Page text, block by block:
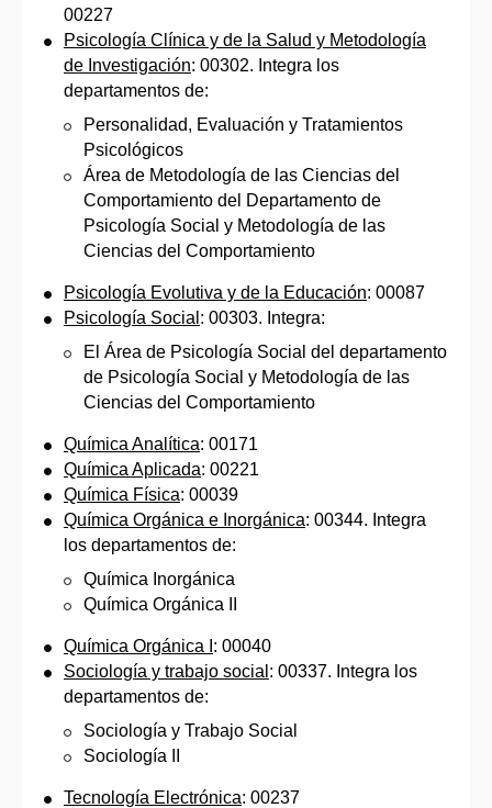
00227
Psicología Clínica y de la Salud y Metodología
de Investigación: 00302. Integra los
departamentos de:
Personalidad, Evaluación y Tratamientos
Psicológicos
Área de Metodología de las Ciencias del
Comportamiento del Departamento de
Psicología Social y Metodología de las
Ciencias del Comportamiento
Psicología Evolutiva y de la Educación: 00087
Psicología Social : 00303. Integra:
El Área de Psicología Social del departamento
de Psicología Social y Metodología de las
Ciencias del Comportamiento
Química Analítica: 00171
Química Aplicada: 00221
Química Física: 00039
Química Orgánica e Inorgánica: 00344. Integra
los departamentos de:
Química Inorgánica
Química Orgánica II
Química Orgánica I : 00040
Sociología y trabajo social : 00337. Integra los
departamentos de:
Sociología y Trabajo Social
Sociología II
Tecnología Electrónica: 00237